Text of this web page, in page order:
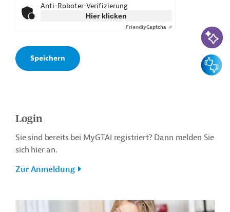
Anti-Roboter-Verifizierung
Hier klicken
FriendlyCaptcha ⇗
Login
Sie sind bereits bei MyGTAI registriert? Dann melden Sie
sich hier an.
Zur Anmeldung
KI-